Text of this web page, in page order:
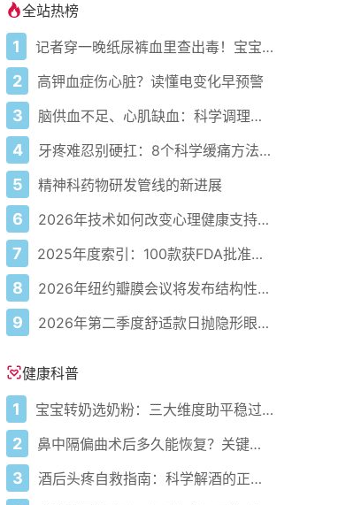
全站热榜
1 记者穿一晚纸尿裤血里查出毒！宝宝血液浓度竟是成人的5倍？
2 高钾血症伤心脏？读懂电变化早预警
3 脑供血不足、心肌缺血：科学调理全攻略
4 牙疼难忍别硬扛：8个科学缓痛方法收好
5 精神科药物研发管线的新进展
6 2026年技术如何改变心理健康支持的获取方式
7 2025年度索引：100款获FDA批准的AI驱动医疗设备
8 2026年纽约瓣膜会议将发布结构性心脏病最新研究成果
9 2026年第二季度舒适款日抛隐形眼镜推荐，优瞳主打长效佩戴体验
健康科普
1 宝宝转奶选奶粉：三大维度助平稳过渡
2 鼻中隔偏曲术后多久能恢复？关键看这几点
3 酒后头疼自救指南：科学解酒的正确打开方式